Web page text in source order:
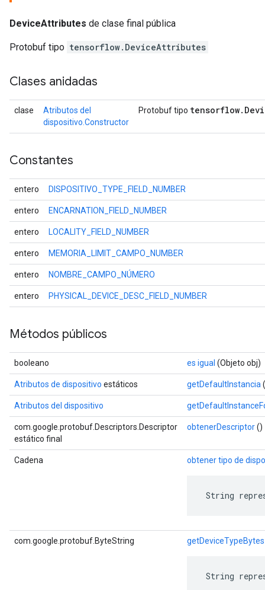
DeviceAttributes de clase final pública
Protobuf tipo tensorflow.DeviceAttributes
Clases anidadas
clase
Atributos del
dispositivo.Constructor
Protobuf tipo tensorflow.
Constantes
entero DISPOSITIVO_TYPE_FIELD_NUMBER
entero ENCARNATION_FIELD_NUMBER
entero LOCALITY_FIELD_NUMBER
entero MEMORIA_LIMIT_CAMPO_NUMBER
entero NOMBRE_CAMPO_NÚMERO
entero PHYSICAL_DEVICE_DESC_FIELD_NUMBER
Métodos públicos
booleano es igual (Objeto obj)
Atributos de dispositivo estáticos getDefaultInstancia
Atributos del dispositivo
com.google.protobuf.Descriptors.Descriptor
estático final
obtenerDescriptor()
Cadena obtener tipo de
String
com.google.protobuf.ByteString getDeviceTypeBytes
String